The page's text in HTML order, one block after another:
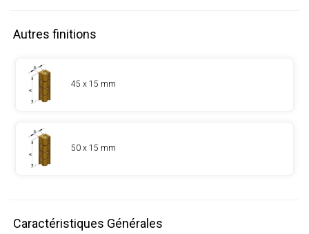
Autres finitions
45 x 15 mm
50 x 15 mm
Caractéristiques Générales